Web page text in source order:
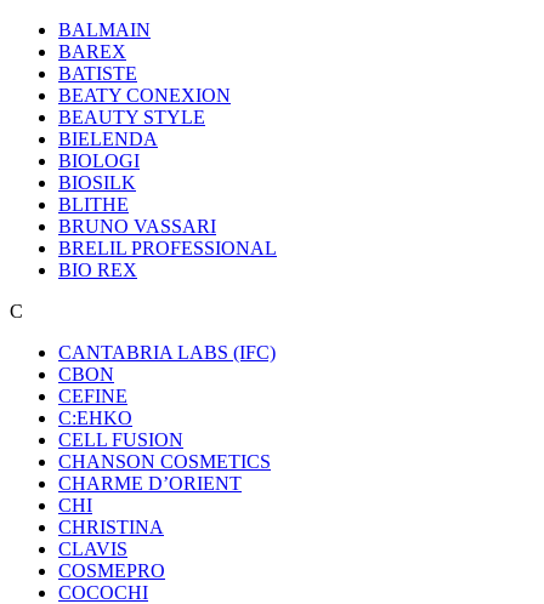
BALMAIN
BAREX
BATISTE
BEATY CONEXION
BEAUTY STYLE
BIELENDA
BIOLOGI
BIOSILK
BLITHE
BRUNO VASSARI
BRELIL PROFESSIONAL
BIO REX
C
CANTABRIA LABS (IFC)
CBON
CEFINE
C:EHKO
CELL FUSION
CHANSON COSMETICS
CHARME D’ORIENT
CHI
CHRISTINA
CLAVIS
COSMEPRO
COCOCHI